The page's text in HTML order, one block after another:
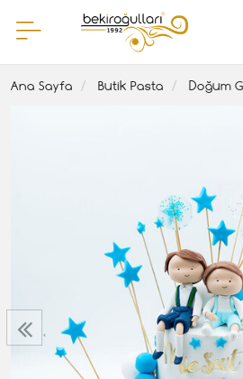
Ana Sayfa Butik Pasta Doğum
‹